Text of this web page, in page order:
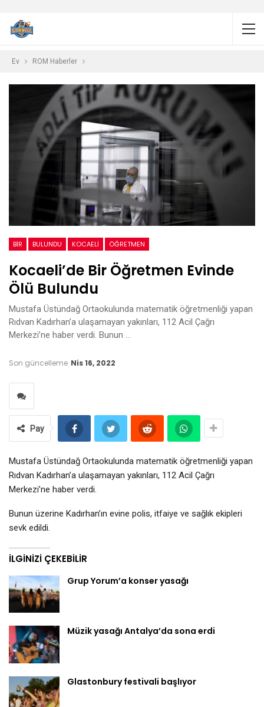
Ev ROM Haberler
BIR BULUNDU KOCAELI ÖĞRETMEN
Kocaeli’de Bir Öğretmen Evinde
Ölü Bulundu
Mustafa Üstündağ Ortaokulunda matematik öğretmenliği yapan
Rıdvan Kadırhan’a ulaşamayan yakınları, 112 Acil Çağrı
Merkezi’ne haber verdi. Bunun …
Son güncelleme Nis 16, 2022
Pay
Mustafa Üstündağ Ortaokulunda matematik öğretmenliği yapan
Rıdvan Kadırhan’a ulaşamayan yakınları, 112 Acil Çağrı
Merkezi’ne haber verdi.
Bunun üzerine Kadırhan’ın evine polis, itfaiye ve sağlık ekipleri
sevk edildi.
İLGINIZI ÇEKEBILIR
Grup Yorum’a konser yasağı
Müzik yasağı Antalya’da sona erdi
Glastonbury festivali başlıyor